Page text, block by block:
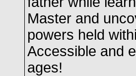
Master and
powers held
Accessible and
ages!